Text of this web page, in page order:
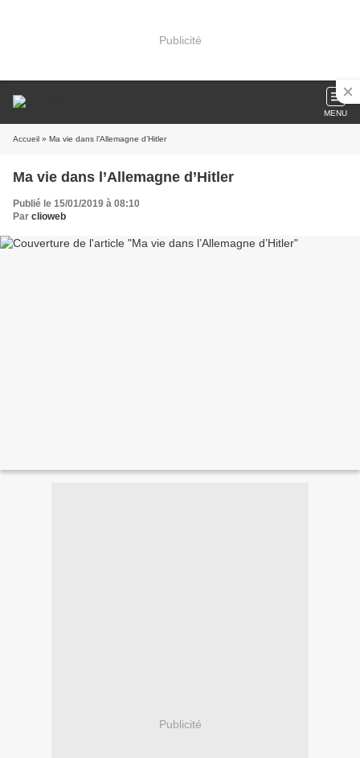
Publicité
MENU
Accueil » Ma vie dans l’Allemagne d’Hitler
Ma vie dans l’Allemagne d’Hitler
Publié le 15/01/2019 à 08:10
Par clioweb
Publicité